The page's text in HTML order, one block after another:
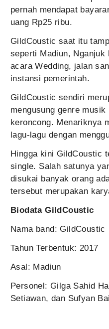
pernah mendapat
uang Rp25 ribu.
GildCoustic saat itu
seperti Madiun, Nganjuk
acara Wedding, jalan
instansi pemerintah.
GildCoustic sendiri
mengusung genre musik
keroncong. Menariknya
lagu-lagu dengan
Hingga kini GildCoustic
single. Salah satunya
disukai banyak orang
tersebut merupakan
Biodata GildCoustic
Nama band: GildCoustic
Tahun Terbentuk: 2017
Asal: Madiun
Personel: Gilga Sahid
Setiawan, dan Sufyan